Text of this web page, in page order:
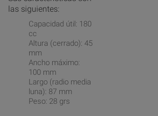
las siguientes:
Capacidad útil: 180
cc
Altura (cerrado): 45
mm
Ancho máximo:
100 mm
Largo (radio media
luna): 87 mm
Peso: 28 grs